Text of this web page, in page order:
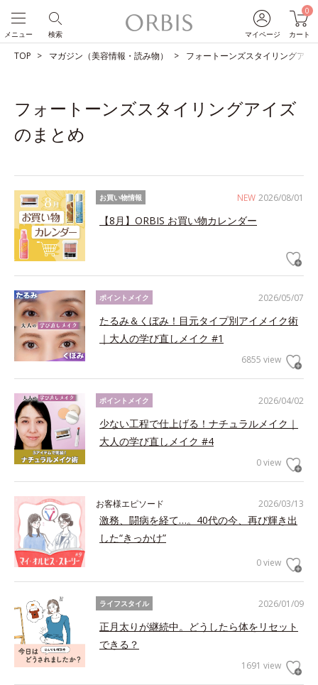
マイページ
0
カート
検索
メニュー
TOP マガジン（美容情報・読み物） フォートーンズスタイリングアイ
フォートーンズスタイリングアイズ
のまとめ
NEW 2026/08/01
お買い物情報
【8月】ORBIS お買い物カレンダー
2026/05/07
ポイントメイク
たるみ＆くぼみ！目元タイプ別アイメイク術
｜大人の学び直しメイク #1
6855 view
2026/04/02
ポイントメイク
少ない工程で仕上げる！ナチュラルメイク｜
大人の学び直しメイク #4
0 view
2026/03/13
お客様エピソード
激務、闘病を経て…。40代の今、再び輝き出
した“きっかけ”
0 view
2026/01/09
ライフスタイル
正月太りが継続中。どうしたら体をリセット
できる？
1691 view